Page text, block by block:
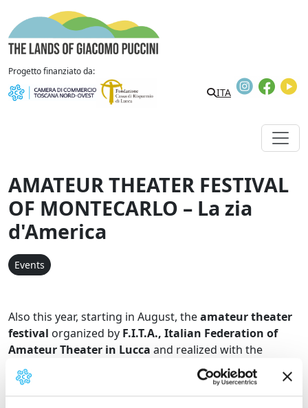
Skip to content
Progetto finanziato da:
ITA
Instagram
AMATEUR THEATER FESTIVAL
OF MONTECARLO – La zia
d'America
Events
Also this year, starting in August, theamateur theater
festival organized by F.I.T.A., Italian Federation of
Amateur Theater in Lucca and realized with the
support of the